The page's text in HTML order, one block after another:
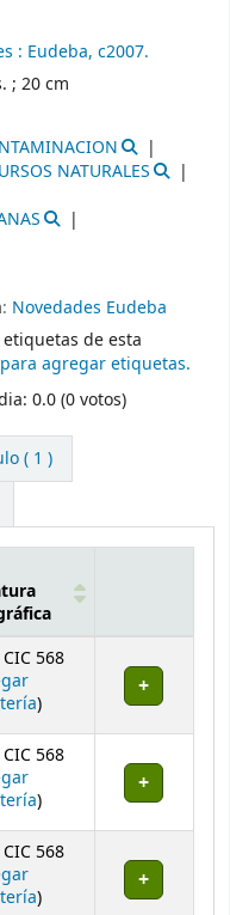
: Eudeba, c2007.
; 20 cm
NATURALES
Novedades Eudeba
de esta
agregar etiquetas.
0.0 (0 votos)
( 1 )
568
(Abre debajo)
)
568
(Abre debajo)
)
568
(Abre debajo)
)